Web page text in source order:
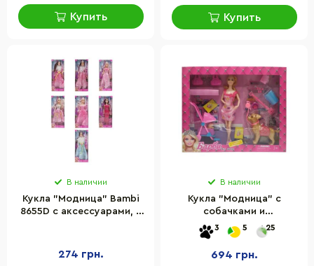
Купить Купить
В наличии
Кукла "Модница" Bambi
8655D с аксессуарами, в
274 грн.
В наличии
Кукла "Модница" с
собачками и
аксессуарами Bambi 18018
3 5 25
694 грн.